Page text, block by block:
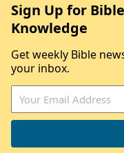
Sign Up for
Knowledge
Get weekly Bible
your inbox.